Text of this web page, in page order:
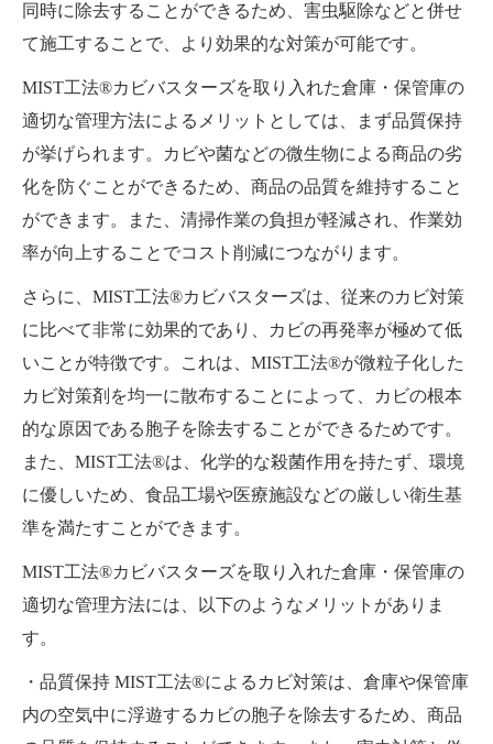
同時に除去することができるため、害虫駆除などと併せ
て施工することで、より効果的な対策が可能です。
MIST工法®カビバスターズを取り入れた倉庫・保管庫の
適切な管理方法によるメリットとしては、まず品質保持
が挙げられます。カビや菌などの微生物による商品の劣
化を防ぐことができるため、商品の品質を維持すること
ができます。また、清掃作業の負担が軽減され、作業効
率が向上することでコスト削減につながります。
さらに、MIST工法®カビバスターズは、従来のカビ対策
に比べて非常に効果的であり、カビの再発率が極めて低
いことが特徴です。これは、MIST工法®が微粒子化した
カビ対策剤を均一に散布することによって、カビの根本
的な原因である胞子を除去することができるためです。
また、MIST工法®は、化学的な殺菌作用を持たず、環境
に優しいため、食品工場や医療施設などの厳しい衛生基
準を満たすことができます。
MIST工法®カビバスターズを取り入れた倉庫・保管庫の
適切な管理方法には、以下のようなメリットがありま
す。
・品質保持 MIST工法®によるカビ対策は、倉庫や保管庫
内の空気中に浮遊するカビの胞子を除去するため、商品